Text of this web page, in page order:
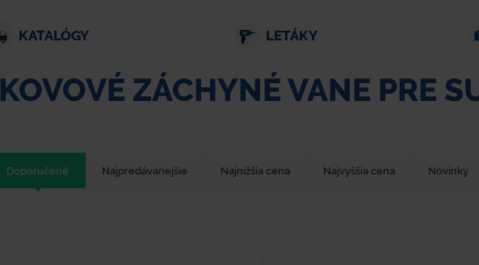
KATALÓGY LETÁKY
KOVOVÉ ZÁCHYNÉ VANE PRE
Doporučené Najpredávanejšie Najnižšia cena Najvyššia cena Novinky